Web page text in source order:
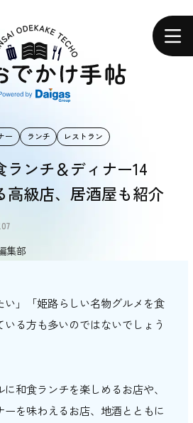
探す
す
報
ー ランチ レストラン
ランチ＆ディナー14
高級店、居酒屋も紹介
集部
い」「姫路らしい名物グルメを食
る方も多いのではないでしょう
和食ランチを楽しめるお店や、
を味わえるお店、地酒とともに